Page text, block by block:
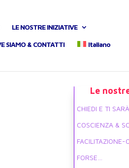
LE NOSTRE INIZIATIVE
SIAMO & CONTATTI Italiano
Le
CHIEDI E TI
COSCIENZA &
FACILITAZIONE-
FORSE…